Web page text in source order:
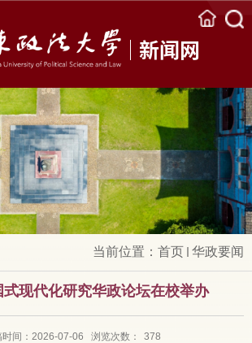
新闻网
当前位置： 首页 华政要闻
现代化研究华政论坛在校举办
时间：2026-07-06 浏览次数： 378